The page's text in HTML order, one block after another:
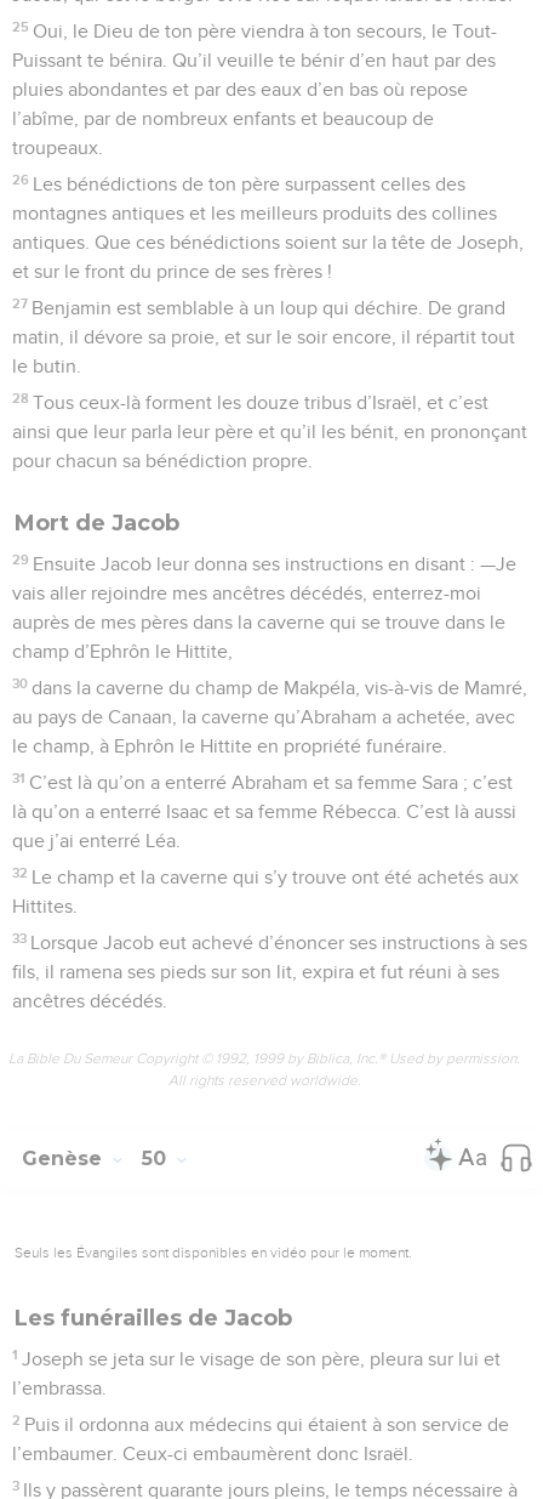
25 Oui, le Dieu de ton père viendra à ton secours, le Tout-
Puissant te bénira. Qu’il veuille te bénir d’en haut par des
pluies abondantes et par des eaux d’en bas où repose
l’abîme, par de nombreux enfants et beaucoup de
troupeaux.
26 Les bénédictions de ton père surpassent celles des
montagnes antiques et les meilleurs produits des collines
antiques. Que ces bénédictions soient sur la tête de Joseph,
et sur le front du prince de ses frères !
27 Benjamin est semblable à un loup qui déchire. De grand
matin, il dévore sa proie, et sur le soir encore, il répartit tout
le butin.
28 Tous ceux-là forment les douze tribus d’Israël, et c’est
ainsi que leur parla leur père et qu’il les bénit, en prononçant
pour chacun sa bénédiction propre.
Mort de Jacob
29 Ensuite Jacob leur donna ses instructions en disant : —Je
vais aller rejoindre mes ancêtres décédés, enterrez-moi
auprès de mes pères dans la caverne qui se trouve dans le
champ d’Ephrôn le Hittite,
30 dans la caverne du champ de Makpéla, vis-à-vis de Mamré,
au pays de Canaan, la caverne qu’Abraham a achetée, avec
le champ, à Ephrôn le Hittite en propriété funéraire.
31 C’est là qu’on a enterré Abraham et sa femme Sara ; c’est
là qu’on a enterré Isaac et sa femme Rébecca. C’est là aussi
que j’ai enterré Léa.
32 Le champ et la caverne qui s’y trouve ont été achetés aux
Hittites.
33 Lorsque Jacob eut achevé d’énoncer ses instructions à ses
fils, il ramena ses pieds sur son lit, expira et fut réuni à ses
ancêtres décédés.
La Bible Du Semeur Copyright © 1992, 1999 by Biblica, Inc.® Used by permission.
All rights reserved worldwide.
Genèse 50
Seuls les Évangiles sont disponibles en vidéo pour le moment.
Les funérailles de Jacob
1 Joseph se jeta sur le visage de son père, pleura sur lui et
l’embrassa.
2 Puis il ordonna aux médecins qui étaient à son service de
l’embaumer. Ceux-ci embaumèrent donc Israël.
3 Ils y passèrent quarante jours pleins, le temps nécessaire à